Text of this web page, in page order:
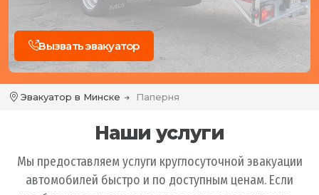
Вызвать эвакуатор
Эвакуатор в Минске Паперня
Наши услуги
Мы предоставляем услуги круглосуточной эвакуации
автомобилей быстро и по доступным ценам. Если